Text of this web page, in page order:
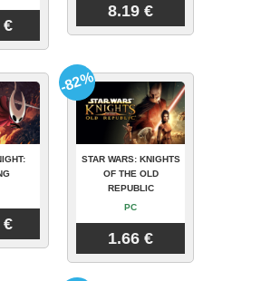
€
8.19 €
€
STAR WARS: KNIGHTS
OF THE OLD
REPUBLIC
PC
1.66 €
-82%